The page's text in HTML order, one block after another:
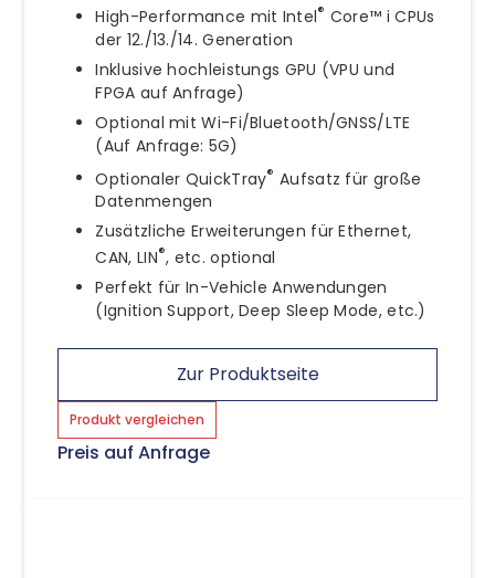
High-Performance mit Intel® Core™ i CPUs
der 12./13./14. Generation
Inklusive hochleistungs GPU (VPU und
FPGA auf Anfrage)
Optional mit Wi-Fi/Bluetooth/GNSS/LTE
(Auf Anfrage: 5G)
Optionaler QuickTray® Aufsatz für große
Datenmengen
Zusätzliche Erweiterungen für Ethernet,
CAN, LIN®, etc. optional
Perfekt für In-Vehicle Anwendungen
(Ignition Support, Deep Sleep Mode, etc.)
Zur Produktseite
Produkt vergleichen
Preis auf Anfrage